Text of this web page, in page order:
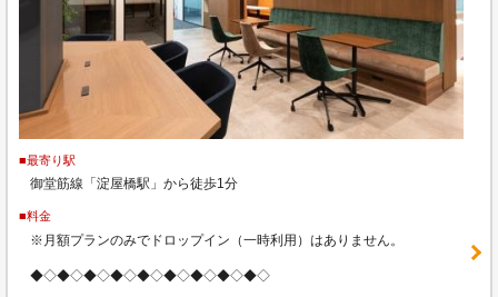
■最寄り駅
御堂筋線「淀屋橋駅」から徒歩1分
■料金
※月額プランのみでドロップイン（一時利用）はありません。
◆◇◆◇◆◇◆◇◆◇◆◇◆◇◆◇◆◇